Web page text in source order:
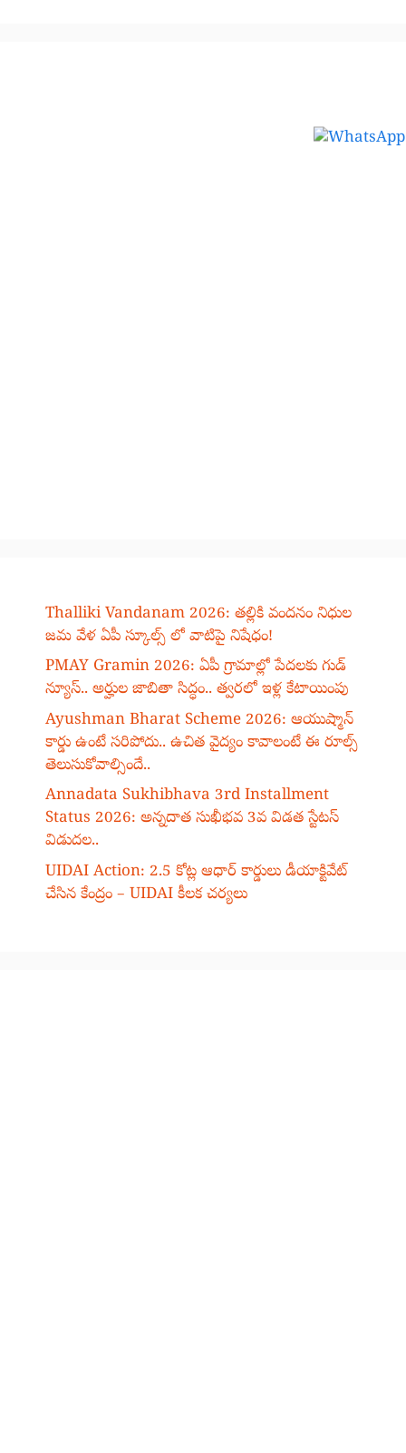
Thalliki Vandanam 2026: తల్లికి వందనం నిధుల
జమ వేళ ఏపీ స్కూల్స్ లో వాటిపై నిషేధం!
PMAY Gramin 2026: ఏపీ గ్రామాల్లో పేదలకు గుడ్
న్యూస్.. అర్హుల జాబితా సిద్ధం.. త్వరలో ఇళ్ల కేటాయింపు
Ayushman Bharat Scheme 2026: ఆయుష్మాన్
కార్డు ఉంటే సరిపోదు.. ఉచిత వైద్యం కావాలంటే ఈ రూల్స్
తెలుసుకోవాల్సిందే..
Annadata Sukhibhava 3rd Installment
Status 2026: అన్నదాత సుఖీభవ 3వ విడత స్టేటస్
విడుదల..
UIDAI Action: 2.5 కోట్ల ఆధార్ కార్డులు డీయాక్టివేట్
చేసిన కేంద్రం – UIDAI కీలక చర్యలు